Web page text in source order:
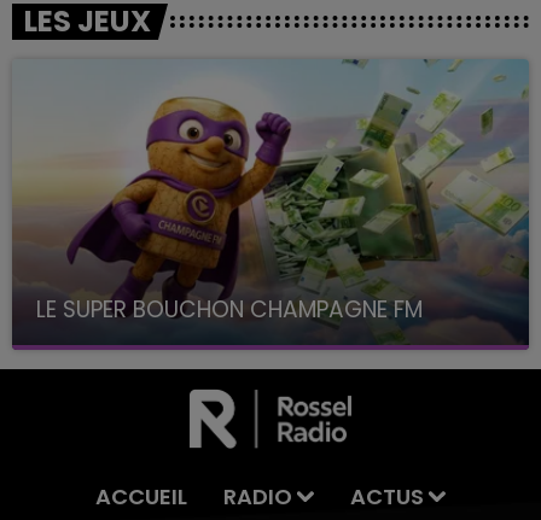
LES JEUX
LE SUPER BOUCHON CHAMPAGNE FM
avec La Famille Champagne FM, à 8H10
ACCUEIL RADIO
ACTUS